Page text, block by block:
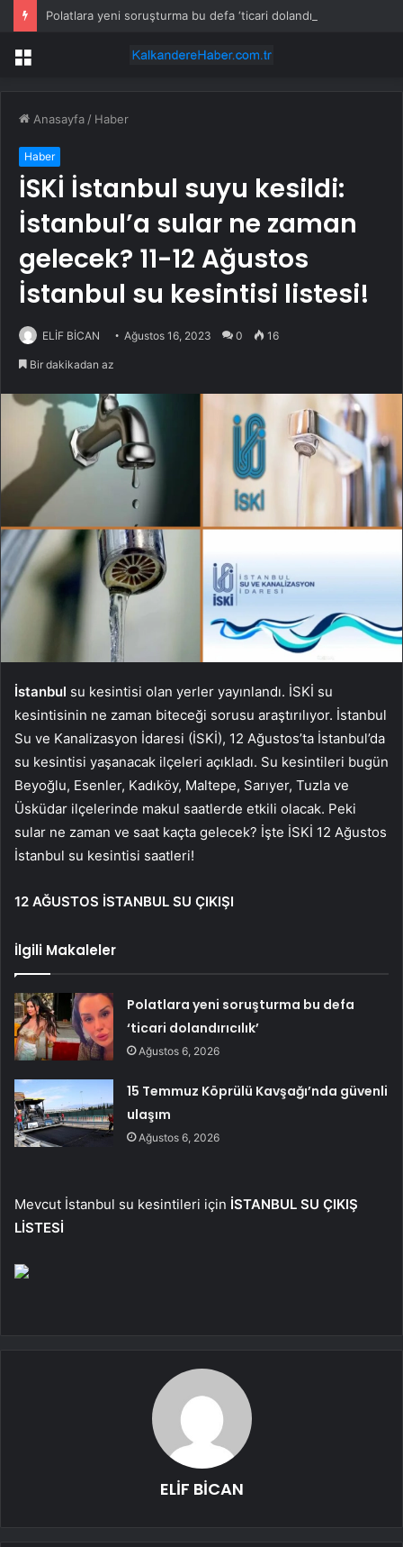
Polatlara yeni soruşturma bu defa ‘ticari dolandırıcılık’
Menü
Anasayfa / Haber
Haber
İSKİ İstanbul suyu kesildi:
İstanbul’a sular ne zaman
gelecek? 11-12 Ağustos
İstanbul su kesintisi listesi!
ELİF BİCAN Ağustos 16, 2023 0 16
Bir dakikadan az
İstanbul su kesintisi olan yerler yayınlandı. İSKİ su
kesintisinin ne zaman biteceği sorusu araştırılıyor. İstanbul
Su ve Kanalizasyon İdaresi (İSKİ), 12 Ağustos’ta İstanbul’da
su kesintisi yaşanacak ilçeleri açıkladı. Su kesintileri bugün
Beyoğlu, Esenler, Kadıköy, Maltepe, Sarıyer, Tuzla ve
Üsküdar ilçelerinde makul saatlerde etkili olacak. Peki
sular ne zaman ve saat kaçta gelecek? İşte İSKİ 12 Ağustos
İstanbul su kesintisi saatleri!
12 AĞUSTOS İSTANBUL SU ÇIKIŞI
İlgili Makaleler
Polatlara yeni soruşturma bu defa
‘ticari dolandırıcılık’
Ağustos 6, 2026
15 Temmuz Köprülü Kavşağı’nda güvenli
ulaşım
Ağustos 6, 2026
Mevcut İstanbul su kesintileri için İSTANBUL SU ÇIKIŞ
LİSTESİ
ELİF BİCAN